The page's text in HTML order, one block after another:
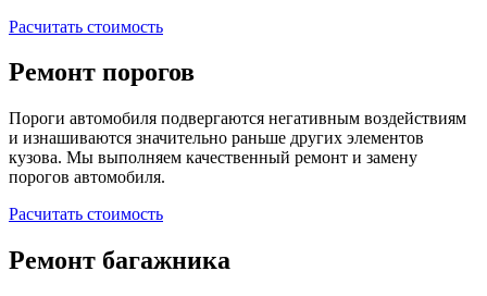
Расчитать стоимость
Ремонт порогов
Пороги автомобиля подвергаются негативным воздействиям
и изнашиваются значительно раньше других элементов
кузова. Мы выполняем качественный ремонт и замену
порогов автомобиля.
Расчитать стоимость
Ремонт багажника